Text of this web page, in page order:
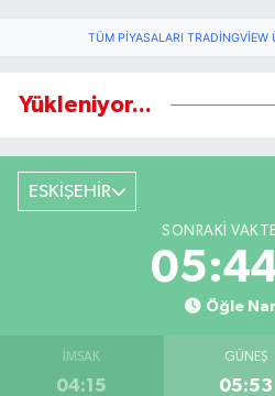
TÜM PIYASALARI TRADINGVIEW
Yükleniyor...
ESKİŞEHİR
SONRAKI
Öğle
İMSAK
04:15
GÜNEŞ
05:53